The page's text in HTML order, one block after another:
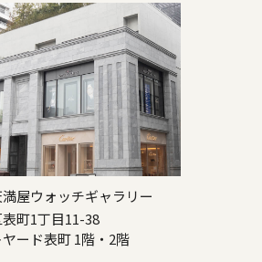
屋ウォッチギャラリー
町1丁目11-38
ード表町 1階・2階